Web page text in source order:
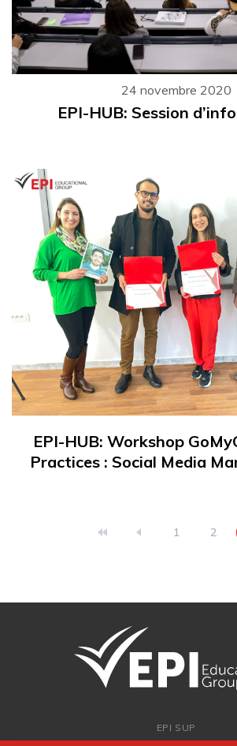
24 novembre 2020
EPI-HUB: Session
EPI-HUB: Workshop
Practices : Social Media
Page
1 Page
2
EPI SUP